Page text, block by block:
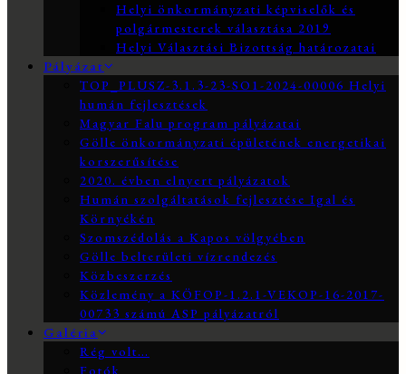
Helyi önkormányzati képviselők és
polgármesterek választása 2019
Helyi Választási Bizottság határozatai
Pályázat
TOP_PLUSZ-3.1.3-23-SO1-2024-00006 Helyi
humán fejlesztések
Magyar Falu program pályázatai
Gölle önkormányzati épületének energetikai
korszerűsítése
2020. évben elnyert pályázatok
Humán szolgáltatások fejlesztése Igal és
Környékén
Szomszédolás a Kapos völgyében
Gölle belterületi vízrendezés
Közbeszerzés
Közlemény a KÖFOP-1.2.1-VEKOP-16-2017-
00733 számú ASP pályázatról
Galéria
Rég volt…
Fotók